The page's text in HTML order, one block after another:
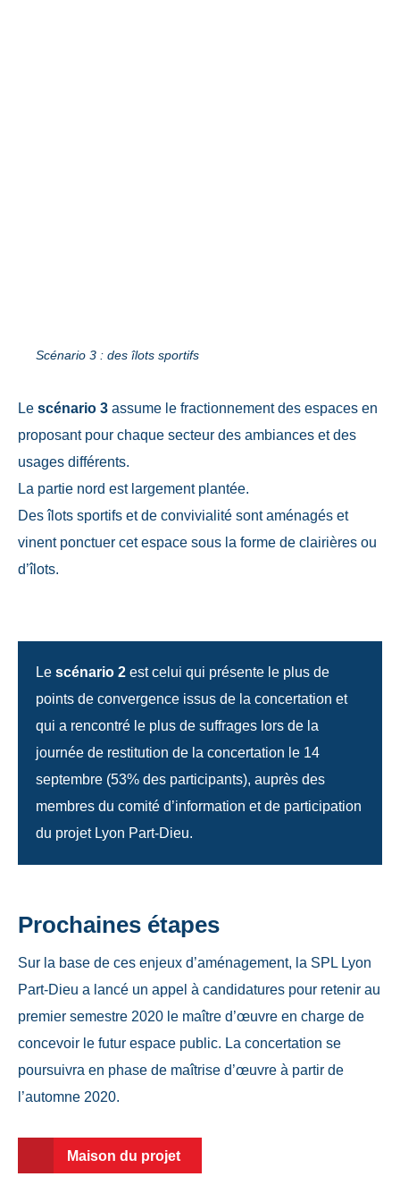
Scénario 3 : des îlots sportifs
Le scénario 3 assume le fractionnement des espaces en
proposant pour chaque secteur des ambiances et des
usages différents.
La partie nord est largement plantée.
Des îlots sportifs et de convivialité sont aménagés et
vinent ponctuer cet espace sous la forme de clairières ou
d’îlots.
Le scénario 2 est celui qui présente le plus de
points de convergence issus de la concertation et
qui a rencontré le plus de suffrages lors de la
journée de restitution de la concertation le 14
septembre (53% des participants), auprès des
membres du comité d’information et de participation
du projet Lyon Part-Dieu.
Prochaines étapes
Sur la base de ces enjeux d’aménagement, la SPL Lyon
Part-Dieu a lancé un appel à candidatures pour retenir au
premier semestre 2020 le maître d’œuvre en charge de
concevoir le futur espace public. La concertation se
poursuivra en phase de maîtrise d’œuvre à partir de
l’automne 2020.
Maison du projet